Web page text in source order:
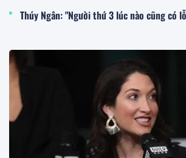
Thúy Ngân: "Người thứ 3 lúc nào cũng có